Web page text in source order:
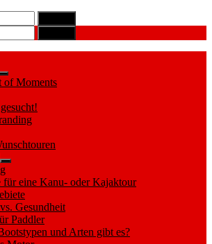
Search
Search
Show
sub
of Moments
Show
sub
menu
für eine Kanu- oder Kajaktour
Gesundheit
Paddler
und Arten gibt es?